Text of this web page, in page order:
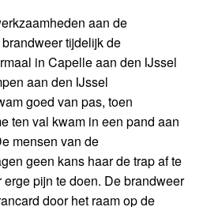
aan de
tijdelijk de
in Capelle aan den IJssel
aan den IJssel
goed van pas, toen
ten val kwam in een pand aan
mensen van de
geen kans haar de trap af te
pijn te doen. De brandweer
door het raam op de